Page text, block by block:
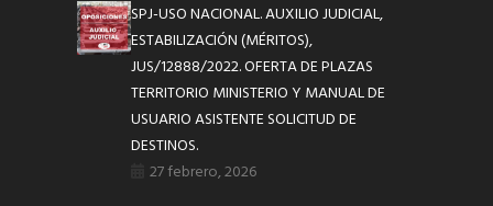
SPJ-USO NACIONAL. AUXILIO JUDICIAL,
ESTABILIZACIÓN (MÉRITOS),
JUS/12888/2022. OFERTA DE PLAZAS
TERRITORIO MINISTERIO Y MANUAL DE
USUARIO ASISTENTE SOLICITUD DE
DESTINOS.
27 febrero, 2026